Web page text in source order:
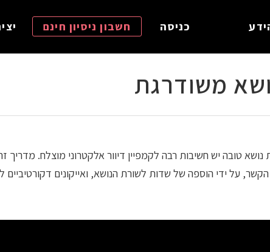
כניסה חשבון ניסיון חינם
משודרגת
נושא טובה יש חשיבות רבה לקמפיין דיוור אלקטרוני מוצלח. מדריך
על ידי הוספה של שדות לשורת הנושא, ואייקונים דקורטיביים